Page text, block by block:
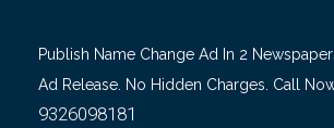
Publish Name Change Ad In 2
Ad Release. No Hidden Charges. Call
9326098181